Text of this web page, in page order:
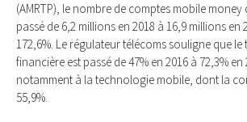
(AMRTP), le nombre de comptes mobile money
passé de 6,2 millions en 2018 à 16,9 millions en
172,6%. Le régulateur télécoms souligne que le
financière est passé de 47% en 2016 à 72,3%
notamment à la technologie mobile, dont la
55,9%.